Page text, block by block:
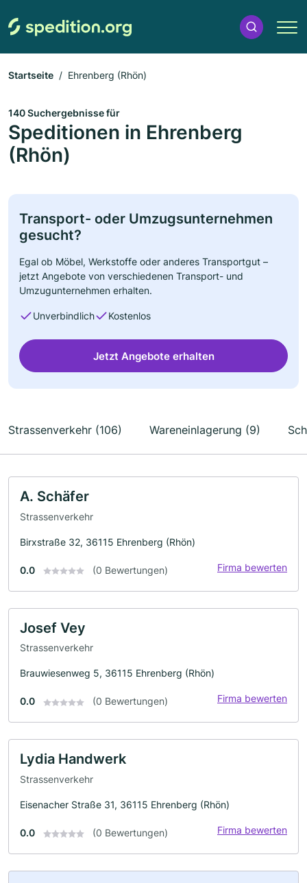
Startseite Ehrenberg (Rhön)
140 Suchergebnisse für
Speditionen in Ehrenberg
(Rhön)
Transport- oder Umzugsunternehmen
gesucht?
Egal ob Möbel, Werkstoffe oder anderes Transportgut –
jetzt Angebote von verschiedenen Transport- und
Umzugunternehmen erhalten.
Unverbindlich Kostenlos
Jetzt Angebote erhalten
Strassenverkehr (106) Wareneinlagerung (9)
A. Schäfer
Strassenverkehr
Birxstraße 32, 36115 Ehrenberg (Rhön)
0.0 (0 Bewertungen) Firma bewerten
Josef Vey
Strassenverkehr
Brauwiesenweg 5, 36115 Ehrenberg (Rhön)
0.0 (0 Bewertungen) Firma bewerten
Lydia Handwerk
Strassenverkehr
Eisenacher Straße 31, 36115 Ehrenberg (Rhön)
0.0 (0 Bewertungen) Firma bewerten